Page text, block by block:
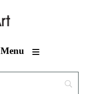
Menu ≡